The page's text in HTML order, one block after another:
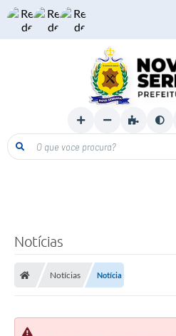
O que voce procura?
Notícias
Notícias Notícia